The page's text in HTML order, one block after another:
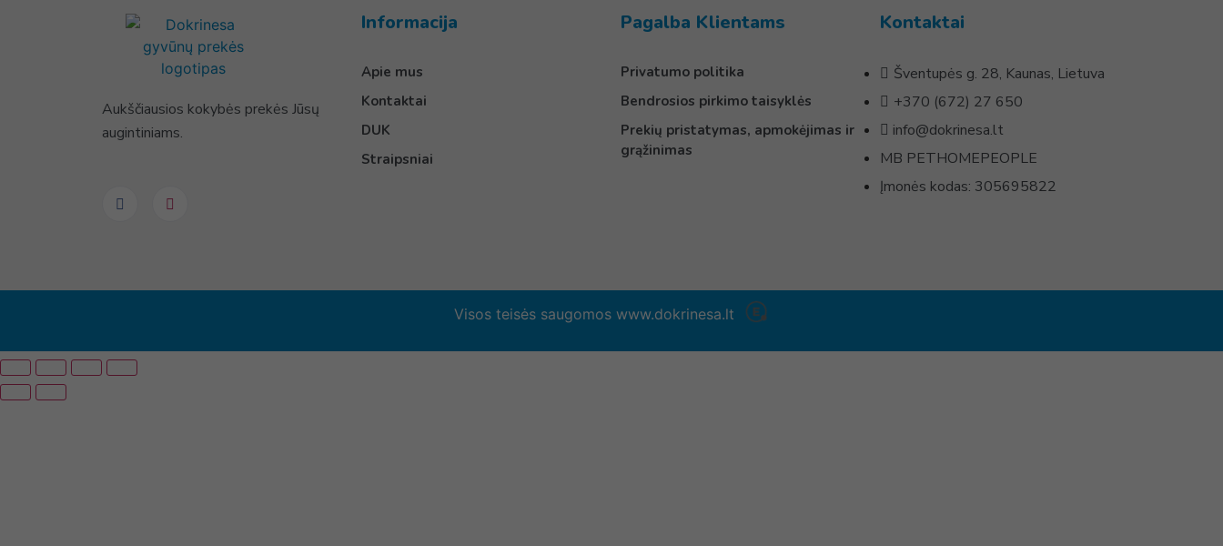
Aukščiausios kokybės prekės Jūsų
augintiniams.
Informacija
Apie mus
Kontaktai
DUK
Straipsniai
Pagalba Klientams
Privatumo politika
Bendrosios pirkimo taisyklės
Prekių pristatymas, apmokėjimas ir
grąžinimas
Kontaktai
Šventupės g. 28, Kaunas, Lietuva
+370 (672) 27 650
info@dokrinesa.lt
MB PETHOMEPEOPLE
Įmonės kodas: 305695822
Visos teisės saugomos www.dokrinesa.lt